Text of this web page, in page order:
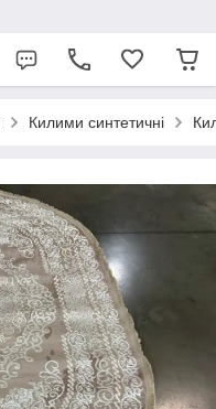
Килими синтетичні